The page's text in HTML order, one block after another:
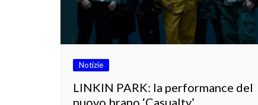
Notizie
LINKIN PARK: la performance del
nuovo brano ‘Casualty’